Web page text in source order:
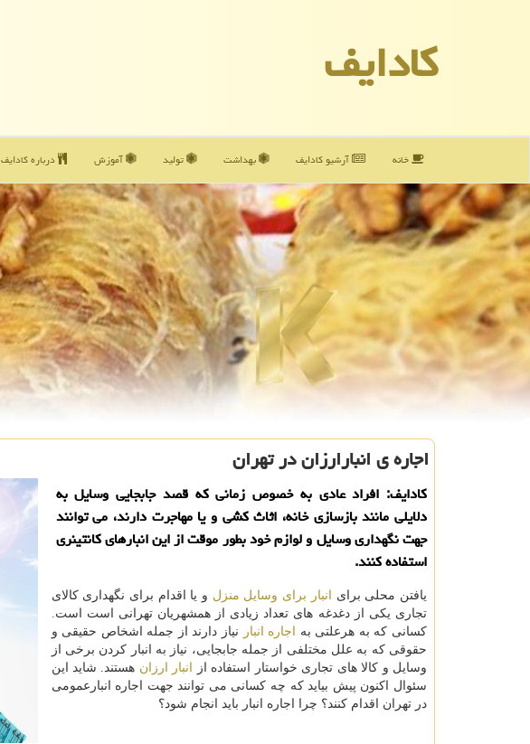
كادایف
خانه آرشیو كادایف بهداشت تولید آموزش درباره كادایف
اجاره ی انبارارزان در تهران
كادایف: افراد عادی به خصوص زمانی كه قصد جابجایی وسایل به
دلایلی مانند بازسازی خانه، اثاث كشی و یا مهاجرت دارند، می توانند
جهت نگهداری وسایل و لوازم خود بطور موقت از این انبارهای كانتینری
استفاده كنند.
یافتن محلی برای انبار برای وسایل منزل و یا اقدام برای نگهداری کالای
تجاری یکی از دغدغه های تعداد زیادی از همشهریان تهرانی است است.
کسانی که به هرعلتی به
اجاره انبار
نیاز دارند از جمله اشخاص حقیقی و
حقوقی که به علل مختلفی از جمله جابجایی، نیاز به انبار کردن برخی از
وسایل و کالا های تجاری خواستار استفاده از
انبار ارزان هستند. شاید این
سئوال اکنون پیش بیاید که چه کسانی می توانند جهت اجاره انبارعمومی
در تهران اقدام کنند؟ چرا اجاره انبار باید انجام شود؟